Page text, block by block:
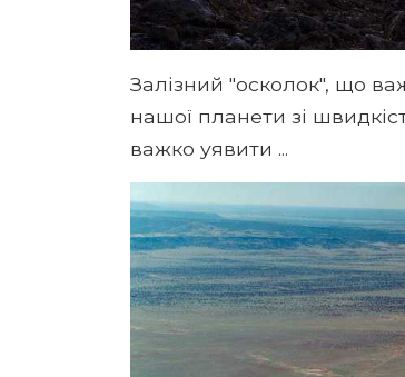
Залізний "осколок", що
нашої планети зі
важко уявити ...